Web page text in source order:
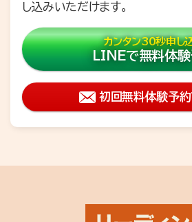
し込みいただけます。
カンタン30秒申し
LINEで無料体験
初回無料体験予約